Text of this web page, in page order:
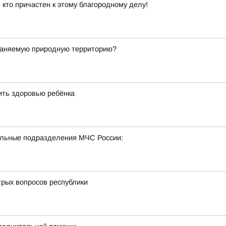
причастен к этому благородному делу!
природную территорию?
здоровью ребёнка
подразделения МЧС России:
вопросов республики